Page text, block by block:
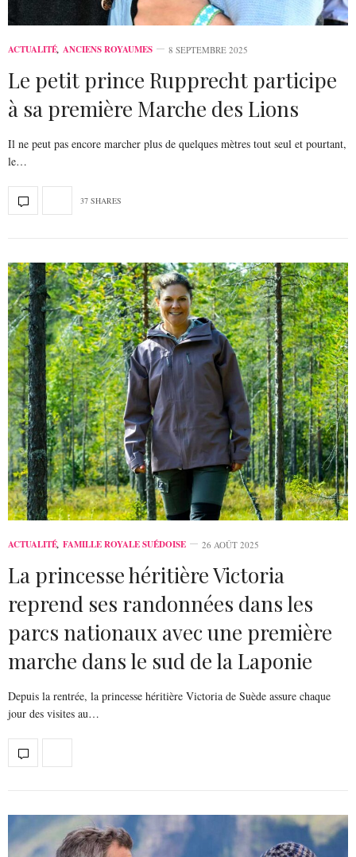
ACTUALITÉ, ANCIENS ROYAUMES 8 SEPTEMBRE 2025
Le petit prince Rupprecht participe
à sa première Marche des Lions
Il ne peut pas encore marcher plus de quelques mètres tout seul et pourtant,
le…
37 SHARES
ACTUALITÉ, FAMILLE ROYALE SUÉDOISE 26 AOÛT 2025
La princesse héritière Victoria
reprend ses randonnées dans les
parcs nationaux avec une première
marche dans le sud de la Laponie
Depuis la rentrée, la princesse héritière Victoria de Suède assure chaque
jour des visites au…